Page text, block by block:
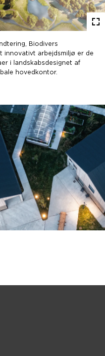
Biodivers
innovativt arbejdsmiljø er de
i landskabsdesignet af
hovedkontor.